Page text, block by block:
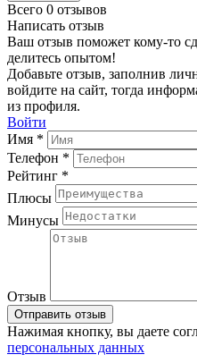
Всего 0 отзывов
Написать отзыв
Ваш отзыв поможет кому-то
делитесь опытом!
Добавьте отзыв, заполнив
войдите на сайт, тогда
из профиля.
Войти
Имя *
Телефон *
Рейтинг *
Плюсы
Минусы
Отзыв
Отправить отзыв
Нажимая кнопку, вы даете
персональных данных